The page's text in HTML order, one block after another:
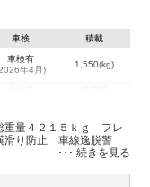
車検
車検有
年4月)
積載
1,550(kg)
量４２１５ｋｇ フレ
滑り防止 車線逸脱警